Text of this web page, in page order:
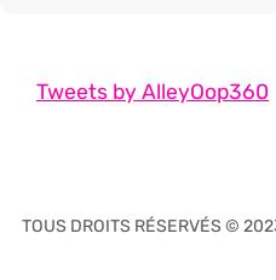
Tweets by AlleyOop360
TOUS DROITS RÉSERVÉS ©